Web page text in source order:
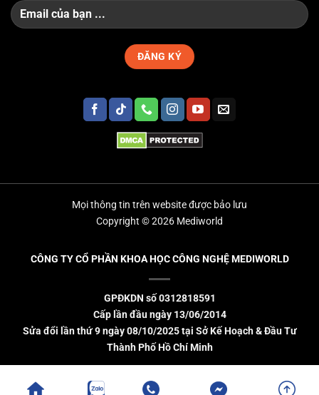
Mọi thông tin trên website được bảo lưu
Copyright © 2026 Mediworld
CÔNG TY CỔ PHẦN KHOA HỌC CÔNG NGHỆ MEDIWORLD
GPĐKDN số 0312818591
Cấp lần đầu ngày 13/06/2014
Sửa đổi lần thứ 9 ngày 08/10/2025 tại Sở Kế Hoạch & Đầu Tư
Thành Phố Hồ Chí Minh